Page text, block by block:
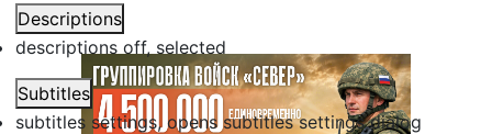
Descriptions
descriptions off, selected
Subtitles
subtitles settings, opens subtitles settings dialog